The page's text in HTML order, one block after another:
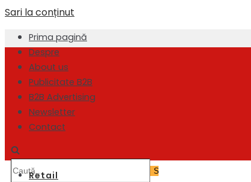
Sari la conținut
Prima pagină
Despre
About us
Publicitate B2B
B2B Advertising
Newsletter
Contact
Caută...
Retail